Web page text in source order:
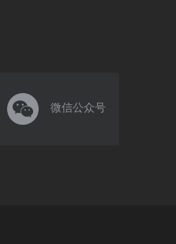
 微信公众号